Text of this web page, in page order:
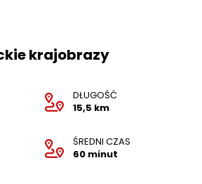
krajobrazy
DŁUGOŚĆ
15,5 km
ŚREDNI CZAS
60 minut